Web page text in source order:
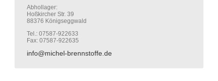
Abhollager:
Hoßkircher Str. 39
88376 Königseggwald
Tel.: 07587-922633
Fax: 07587-922635
info@michel-brennstoffe.de